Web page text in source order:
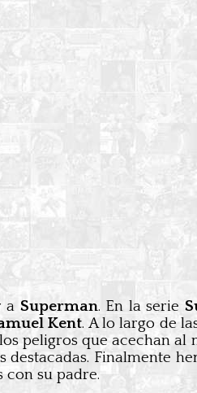
a Superman. En la serie
Kent. A lo largo de
peligros que acechan
Finalmente
su padre.